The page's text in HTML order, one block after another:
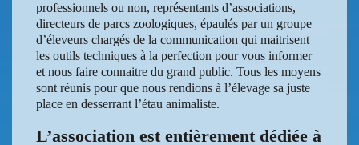
professionnels ou non, représentants d’associations,
directeurs de parcs zoologiques, épaulés par un groupe
d’éleveurs chargés de la communication qui maitrisent
les outils techniques à la perfection pour vous informer
et nous faire connaitre du grand public. Tous les moyens
sont réunis pour que nous rendions à l’élevage sa juste
place en desserrant l’étau animaliste.
L’association est entièrement dédiée à